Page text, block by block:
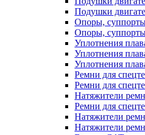
Подушки
Опоры,
Опоры,
Уплотнения
Уплотнения
Уплотнения
Ремни для
Ремни для
Натяжители
Ремни для
Натяжители
Натяжители